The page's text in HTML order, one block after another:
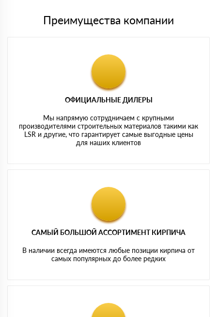
Преимущества компании
ОФИЦИАЛЬНЫЕ ДИЛЕРЫ
Мы напрямую сотрудничаем с крупными
производителями строительных материалов такими как
LSR и другие, что гарантирует самые выгодные цены
для наших клиентов
САМЫЙ БОЛЬШОЙ АССОРТИМЕНТ КИРПИЧА
В наличии всегда имеются любые позиции кирпича от
самых популярных до более редких